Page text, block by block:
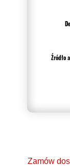
Źródło
Zamów